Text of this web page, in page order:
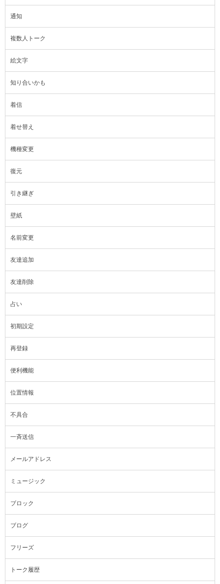
通知
複数人トーク
絵文字
知り合いかも
着信
着せ替え
機種変更
復元
引き継ぎ
壁紙
名前変更
友達追加
友達削除
占い
初期設定
再登録
便利機能
位置情報
不具合
一斉送信
メールアドレス
ミュージック
ブロック
ブログ
フリーズ
トーク履歴